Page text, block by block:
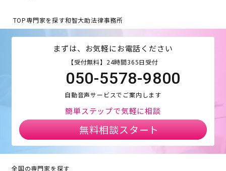
TOP専門家を探す和智大助法律事務所
まずは、お気軽にお電話ください
【受付無料】24時間365日受付
050-5578-9800
自動音声サービスでご案内します
簡単ステップで気軽に相談
無料相談スタート
全国の専門家を探す